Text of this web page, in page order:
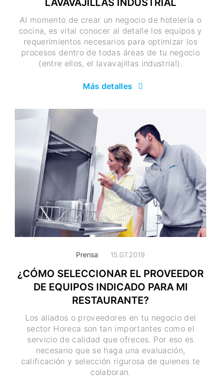
LAVAVAJILLAS INDUSTRIAL
Al momento de crear un negocio de hotelería o
cocina, es vital conocer al detalle los equipos y
requerimientos necesarios para optimizar los
procesos dentro de todas áreas de tu negocio
(entre ellos, el lavavajillas industrial).
Más detalles
Prensa 15.07.2019
¿CÓMO SELECCIONAR EL PROVEEDOR
DE EQUIPOS INDICADO PARA MI
RESTAURANTE?
Los aliados o proveedores en tu negocio del
sector Horeca son tan importantes como el
servicio de calidad que ofreces. Por eso es
necesario que se haga una evaluación,
calificación y selección rigurosa de quienes te
colaboran.